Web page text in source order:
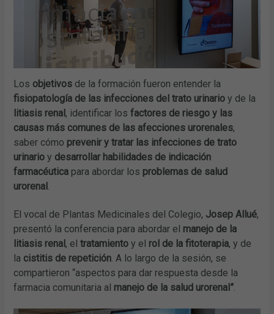
Los objetivos de la formación fueron entender la
fisiopatología de las infecciones del trato urinario y de la
litiasis renal, identificar losfactores de riesgo y las
causas más comunes de las afecciones urorenales,
saber cómo prevenir y tratar las infecciones de trato
urinario y desarrollar habilidades de indicación
farmacéutica para abordar los problemas de salud
urorenal.
El vocal de Plantas Medicinales del Colegio, Josep Allué,
presentó la conferencia para abordar el manejo de la
litiasis renal, eltratamiento y el rol de la fitoterapia, y de
la cistitis de repetición. A lo largo de la sesión, se
compartieron “aspectos para dar respuesta desde la
farmacia comunitaria al manejo de la salud urorenal”.